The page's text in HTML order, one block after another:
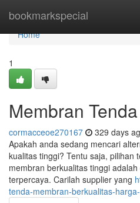
bookmarkspecial
Home
Home
1
Membran
cormacceoe270167 329 days
Apakah anda sedang mencari
kualitas tinggi? Tentu saja, pilihan
membran berkualitas tinggi
terpercaya. Carilah supplier yang
tenda-membran-berkualitas-